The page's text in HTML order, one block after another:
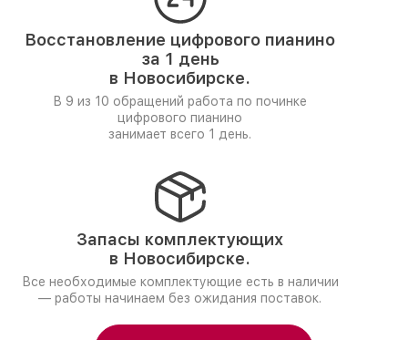
Восстановление цифрового пианино
за 1 день
в Новосибирске.
В 9 из 10 обращений работа по починке
цифрового пианино
занимает всего 1 день.
Запасы комплектующих
в Новосибирске.
Все необходимые комплектующие есть в наличии
— работы начинаем без ожидания поставок.